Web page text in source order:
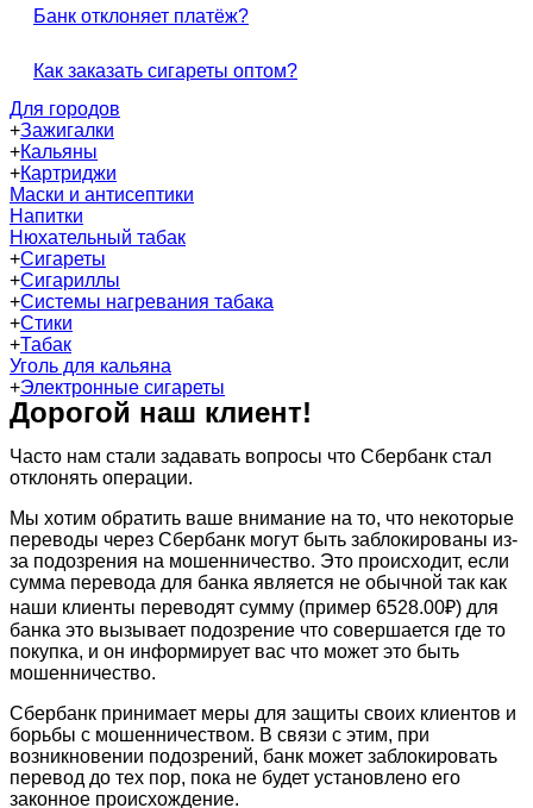
Банк отклоняет платёж?
Как заказать сигареты оптом?
Для городов
+Зажигалки
+Кальяны
+Картриджи
Маски и антисептики
Напитки
Нюхательный табак
+Сигареты
+Сигариллы
+Системы нагревания табака
+Стики
+Табак
Уголь для кальяна
+Электронные сигареты
Дорогой наш клиент!
Часто нам стали задавать вопросы что Сбербанк стал
отклонять операции.
Мы хотим обратить ваше внимание на то, что некоторые
переводы через Сбербанк могут быть заблокированы из-
за подозрения на мошенничество. Это происходит, если
сумма перевода для банка является не обычной так как
наши клиенты переводят сумму (пример 6528.00₽) для
банка это вызывает подозрение что совершается где то
покупка, и он информирует вас что может это быть
мошенничество.
Сбербанк принимает меры для защиты своих клиентов и
борьбы с мошенничеством. В связи с этим, при
возникновении подозрений, банк может заблокировать
перевод до тех пор, пока не будет установлено его
законное происхождение.